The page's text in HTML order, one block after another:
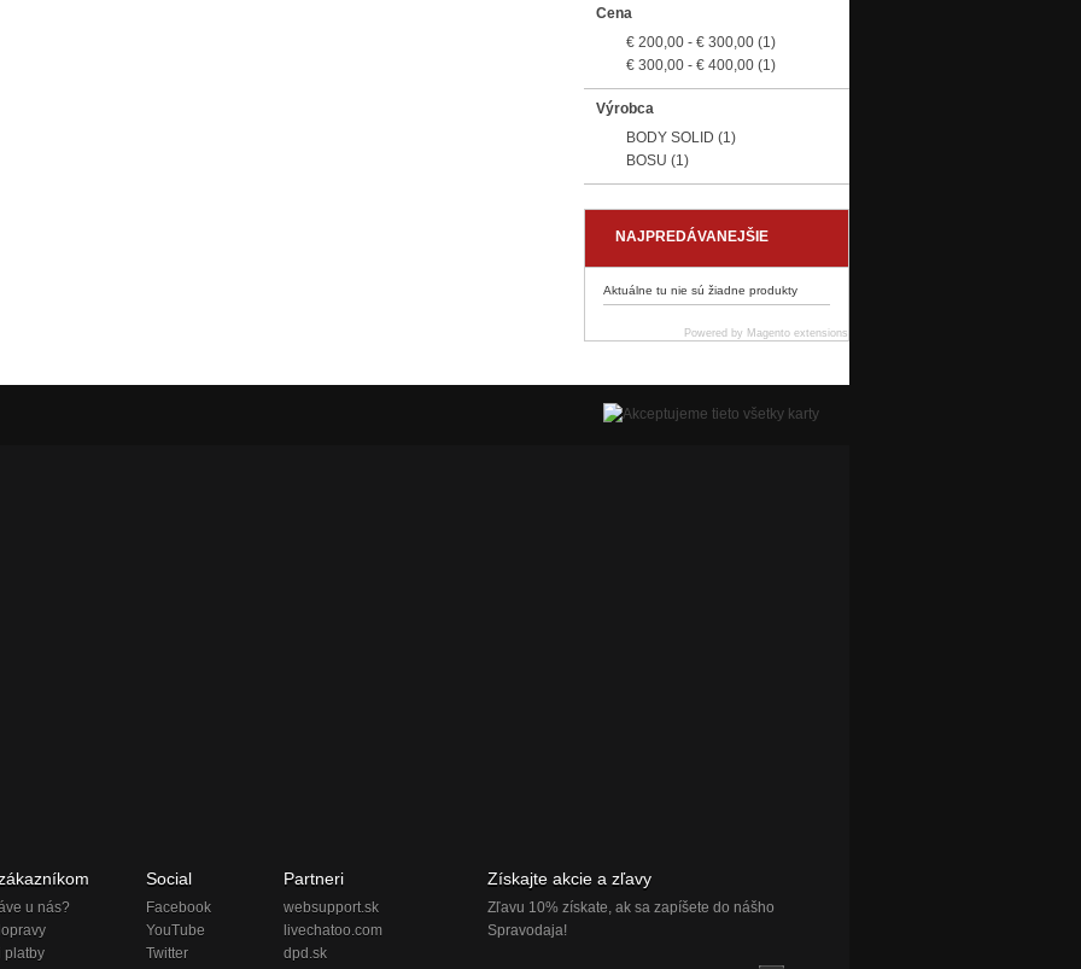
Cena
€ 200,00 - € 300,00 (1)
€ 300,00 - € 400,00 (1)
Výrobca
BODY SOLID (1)
BOSU (1)
NAJPREDÁVANEJŠIE
Aktuálne tu nie sú žiadne produkty
Powered by Magento extensions
Získajte akcie a zľavy
Zľavu 10% získate, ak sa zapíšete do nášho
Spravodaja!
u nás?
platby
Social
Facebook
YouTube
Twitter
Partneri
websupport.sk
livechatoo.com
dpd.sk